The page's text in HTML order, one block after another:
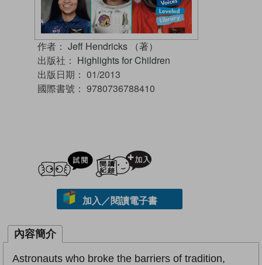
作者： Jeff Hendricks （著）
出版社： Highlights for Children
出版日期： 01/2013
國際書號： 9780736788410
試閲
加入／閱讀電子書
內容簡介
Astronauts who broke the barriers of tradition,